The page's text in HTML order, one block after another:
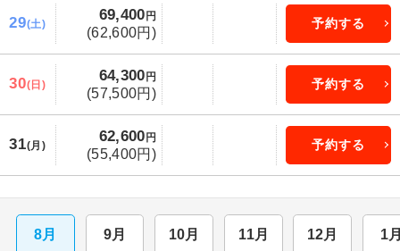
29(土)
69,400 円
(62,600円)
予約する
30(日)
64,300 円
(57,500円)
予約する
31(月)
62,600 円
(55,400円)
予約する
8月 9月 10月 11月 12月 1